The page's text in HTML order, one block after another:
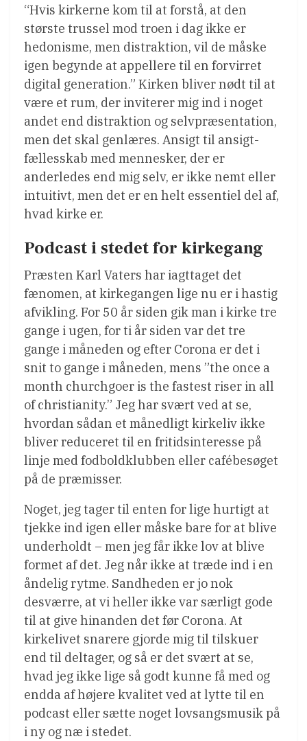
“Hvis kirkerne kom til at forstå, at den
største trussel mod troen i dag ikke er
hedonisme, men distraktion, vil de måske
igen begynde at appellere til en forvirret
digital generation.” Kirken bliver nødt til at
være et rum, der inviterer mig ind i noget
andet end distraktion og selvpræsentation,
men det skal genlæres. Ansigt til ansigt-
fællesskab med mennesker, der er
anderledes end mig selv, er ikke nemt eller
intuitivt, men det er en helt essentiel del af,
hvad kirke er.
Podcast i stedet for kirkegang
Præsten Karl Vaters har iagttaget det
fænomen, at kirkegangen lige nu er i hastig
afvikling. For 50 år siden gik man i kirke tre
gange i ugen, for ti år siden var det tre
gange i måneden og efter Corona er det i
snit to gange i måneden, mens ”the once a
month churchgoer is the fastest riser in all
of christianity.” Jeg har svært ved at se,
hvordan sådan et månedligt kirkeliv ikke
bliver reduceret til en fritidsinteresse på
linje med fodboldklubben eller cafébesøget
på de præmisser.
Noget, jeg tager til enten for lige hurtigt at
tjekke ind igen eller måske bare for at blive
underholdt – men jeg får ikke lov at blive
formet af det. Jeg når ikke at træde ind i en
åndelig rytme. Sandheden er jo nok
desværre, at vi heller ikke var særligt gode
til at give hinanden det før Corona. At
kirkelivet snarere gjorde mig til tilskuer
end til deltager, og så er det svært at se,
hvad jeg ikke lige så godt kunne få med og
endda af højere kvalitet ved at lytte til en
podcast eller sætte noget lovsangsmusik på
i ny og næ i stedet.